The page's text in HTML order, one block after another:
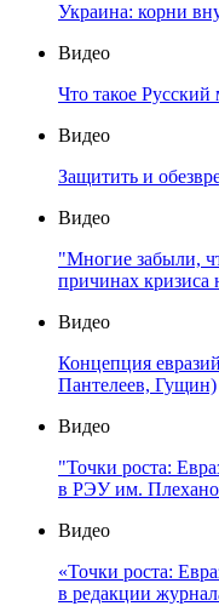
Украина: корни
Видео
Что такое
Видео
Защитить и
Видео
"Многие забыли,
причинах кризиса
Видео
Концепция
Пантелеев, Гущин)
Видео
"Точки роста:
в РЭУ им.
Видео
«Точки роста:
в редакции